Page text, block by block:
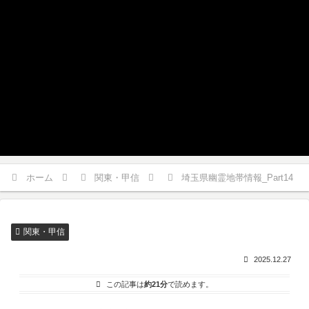
ホーム 関東・甲信 埼玉県幽霊地帯情報_Part14
関東・甲信
2025.12.27
この記事は約21分で読めます。